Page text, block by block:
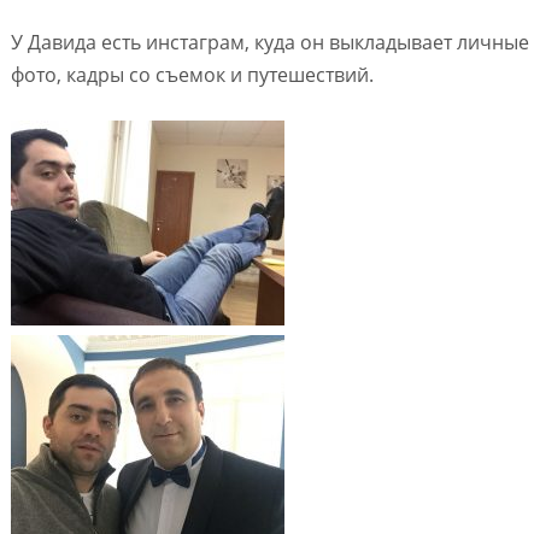
У Давида есть инстаграм, куда он выкладывает личные
фото, кадры со съемок и путешествий.